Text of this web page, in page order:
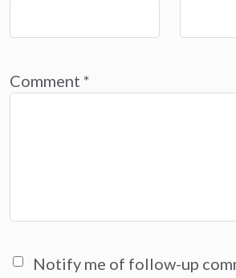
Comment *
Notify me of follow-up